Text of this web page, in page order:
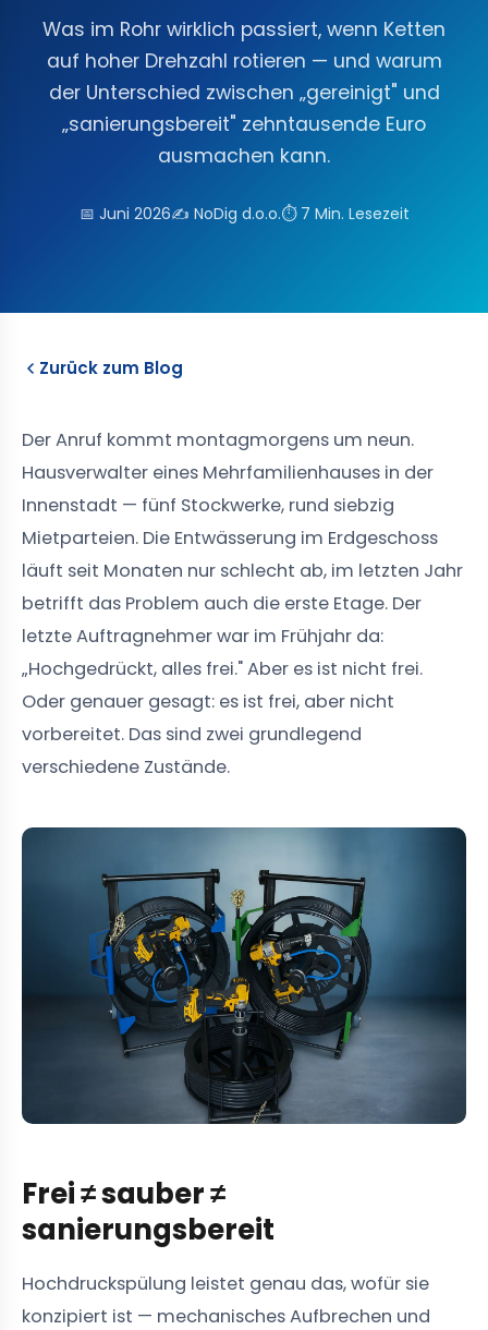
Was im Rohr wirklich passiert, wenn Ketten
auf hoher Drehzahl rotieren — und warum
der Unterschied zwischen „gereinigt" und
„sanierungsbereit" zehntausende Euro
ausmachen kann.
📅 Juni 2026✍️ NoDig d.o.o.⏱ 7 Min. Lesezeit
Zurück zum Blog
Der Anruf kommt montagmorgens um neun.
Hausverwalter eines Mehrfamilienhauses in der
Innenstadt — fünf Stockwerke, rund siebzig
Mietparteien. Die Entwässerung im Erdgeschoss
läuft seit Monaten nur schlecht ab, im letzten Jahr
betrifft das Problem auch die erste Etage. Der
letzte Auftragnehmer war im Frühjahr da:
„Hochgedrückt, alles frei." Aber es ist nicht frei.
Oder genauer gesagt: es ist frei, aber nicht
vorbereitet. Das sind zwei grundlegend
verschiedene Zustände.
Frei ≠ sauber ≠
sanierungsbereit
Hochdruckspülung leistet genau das, wofür sie
konzipiert ist — mechanisches Aufbrechen und